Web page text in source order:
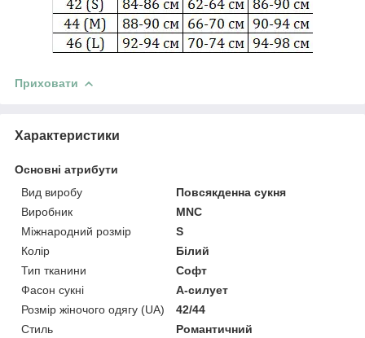
Приховати
Характеристики
Основні атрибути
Вид виробу
Повсякденна сукня
Виробник
MNC
Міжнародний розмір
S
Колір
Білий
Тип тканини
Софт
Фасон сукні
А-силует
Розмір жіночого одягу (UA)
42/44
Стиль
Романтичний